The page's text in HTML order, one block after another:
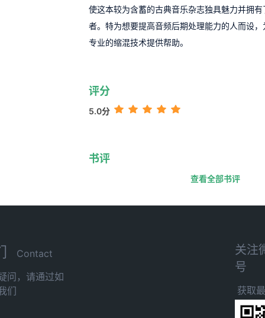
使这本较为含蓄的古典音乐杂志独具魅力并拥
者。特为想要提高音频后期处理能力的人而设
专业的缩混技术提供帮助。
评分
5.0分
书评
查看全部书评
Contact
问，请通过如
们
关注
号
获取